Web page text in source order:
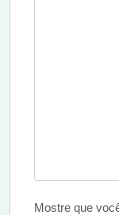
Mostre que